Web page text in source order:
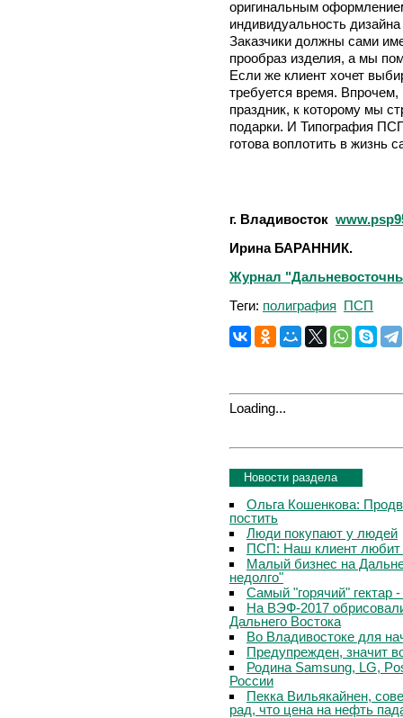
оригинальным
индивидуальность
Заказчики должны сами
прообраз изделия, а мы
Если же клиент хочет
требуется время.
праздник, к которому мы
подарки. И Типография
готова воплотить в жизнь
г. Владивосток
Ирина БАРАННИК.
Журнал
Теги: полиграфия ПСП
Loading...
Новости раздела
Ольга Кошенкова:
постить
Люди покупают у людей
ПСП: Наш клиент любит
Малый бизнес на
недолго"
Самый "горячий" гектар
На ВЭФ-2017
Дальнего Востока
Во Владивостоке для
Предупрежден, значит
Родина Samsung, LG,
России
Пекка Вильякайнен,
рад, что цена на нефть